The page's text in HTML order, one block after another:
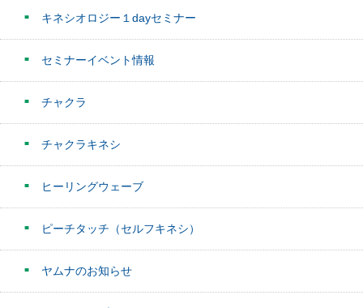
キネシオロジー１dayセミナー
セミナーイベント情報
チャクラ
チャクラキネシ
ヒーリングウェーブ
ピーチタッチ（セルフキネシ）
ヤムナのお知らせ